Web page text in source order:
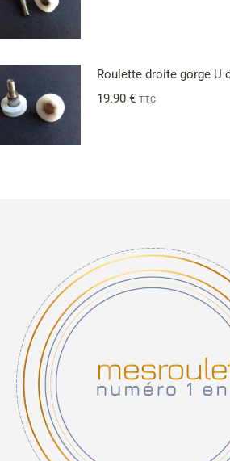
Roulette droite gorge U
19.90 € TTC